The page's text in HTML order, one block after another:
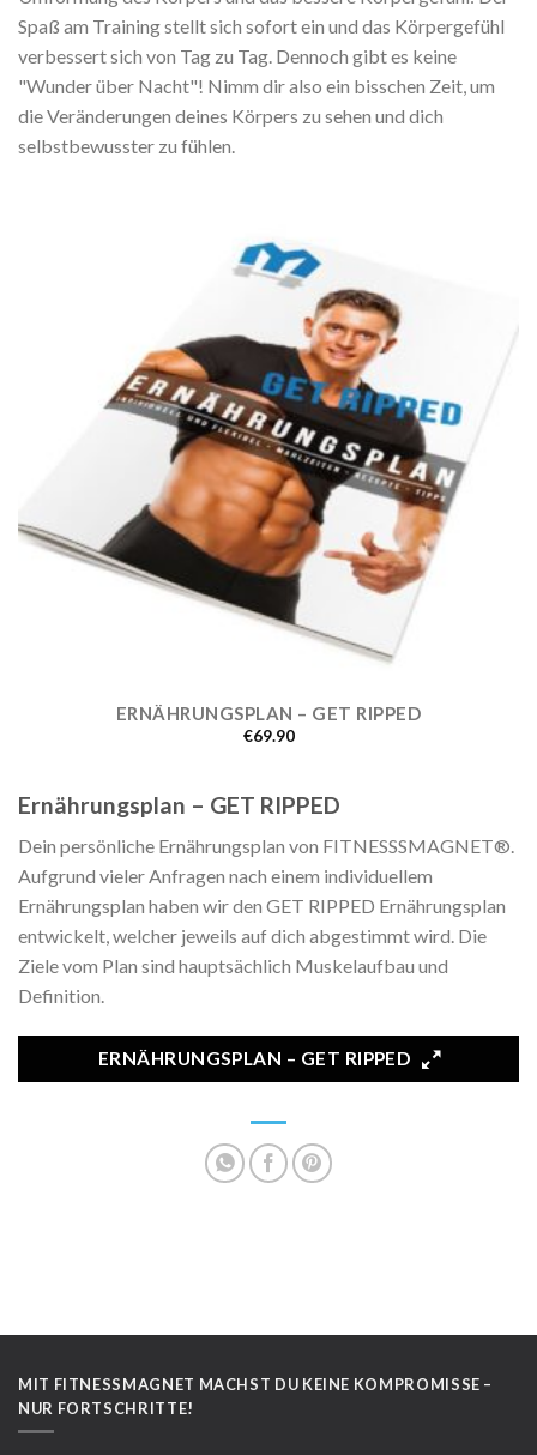
Spaß am Training stellt sich sofort ein und das Körpergefühl
verbessert sich von Tag zu Tag. Dennoch gibt es keine
"Wunder über Nacht"! Nimm dir also ein bisschen Zeit, um
die Veränderungen deines Körpers zu sehen und dich
selbstbewusster zu fühlen.
ERNÄHRUNGSPLAN – GET RIPPED
€69.90
Ernährungsplan – GET RIPPED
Dein persönliche Ernährungsplan von FITNESSSMAGNET®.
Aufgrund vieler Anfragen nach einem individuellem
Ernährungsplan haben wir den GET RIPPED Ernährungsplan
entwickelt, welcher jeweils auf dich abgestimmt wird. Die
Ziele vom Plan sind hauptsächlich Muskelaufbau und
Definition.
ERNÄHRUNGSPLAN – GET RIPPED
MIT FITNESSMAGNET MACHST DU KEINE KOMPROMISSE –
NUR FORTSCHRITTE!